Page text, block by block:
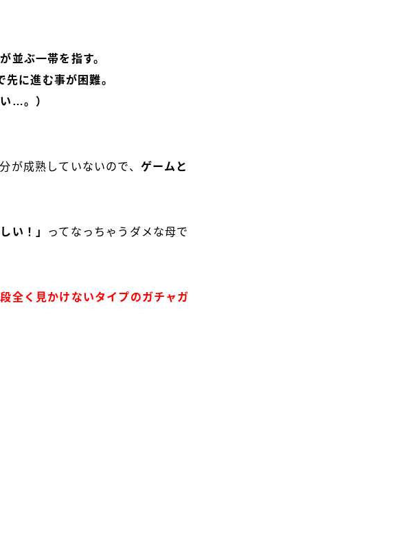
並ぶ一帯を指す。
に進む事が困難。
…。）
が成熟していないので、 ゲームと
い！」
ってなっちゃうダメな母で
全く見かけないタイプのガチャガ